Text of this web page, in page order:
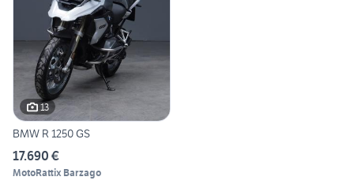
13
BMW R 1250 GS
17.690 €
MotoRattix Barzago